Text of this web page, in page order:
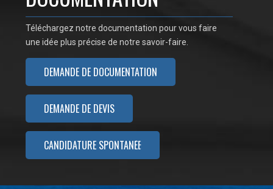
Téléchargez notre documentation pour vous faire
une idée plus précise de notre savoir-faire.
DEMANDE DE DOCUMENTATION
DEMANDE DE DEVIS
CANDIDATURE SPONTANÉE